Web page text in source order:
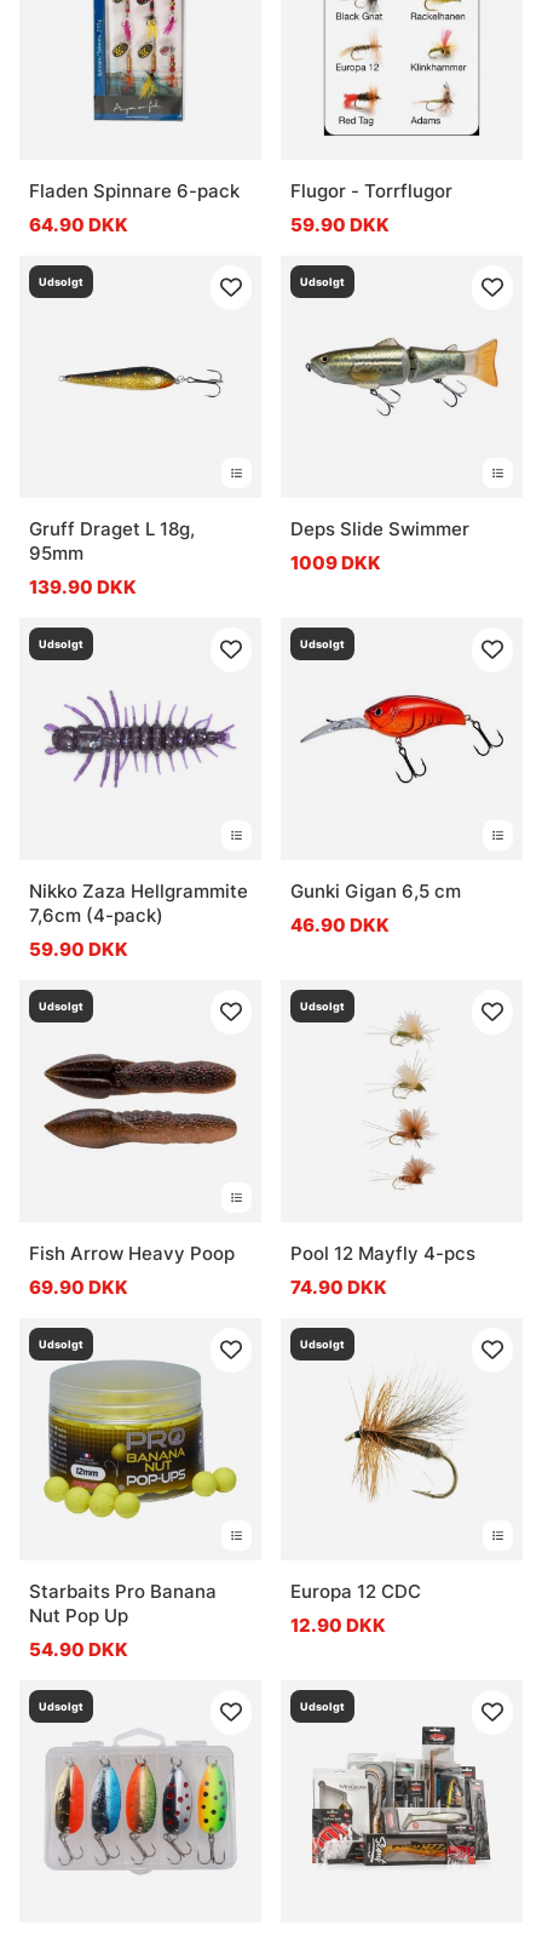
Fladen Spinnare 6-pack
64.90 DKK
Flugor - Torrflugor
59.90 DKK
Udsolgt
Gruff Draget L 18g,
95mm
139.90 DKK
Udsolgt
Deps Slide Swimmer
1009 DKK
Udsolgt
Nikko Zaza Hellgrammite
7,6cm (4-pack)
59.90 DKK
Udsolgt
Gunki Gigan 6,5 cm
46.90 DKK
Udsolgt
Fish Arrow Heavy Poop
69.90 DKK
Udsolgt
Pool 12 Mayfly 4-pcs
74.90 DKK
Udsolgt
Starbaits Pro Banana
Nut Pop Up
54.90 DKK
Udsolgt
Europa 12 CDC
12.90 DKK
Udsolgt Udsolgt